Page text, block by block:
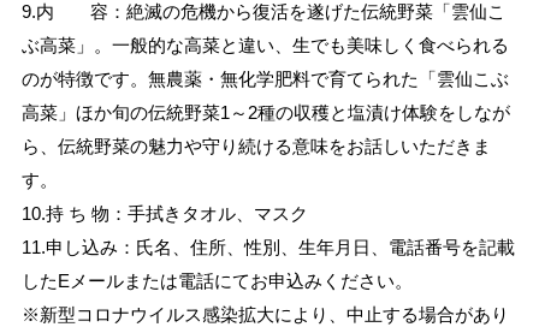
9.内 容：絶滅の危機から復活を遂げた伝統野菜「雲仙こ
ぶ高菜」。一般的な高菜と違い、生でも美味しく食べられる
のが特徴です。無農薬・無化学肥料で育てられた「雲仙こぶ
高菜」ほか旬の伝統野菜1～2種の収穫と塩漬け体験をしなが
ら、伝統野菜の魅力や守り続ける意味をお話しいただきま
す。
10.持 ち 物：手拭きタオル、マスク
11.申し込み：氏名、住所、性別、生年月日、電話番号を記載
したEメールまたは電話にてお申込みください。
※新型コロナウイルス感染拡大により、中止する場合があり